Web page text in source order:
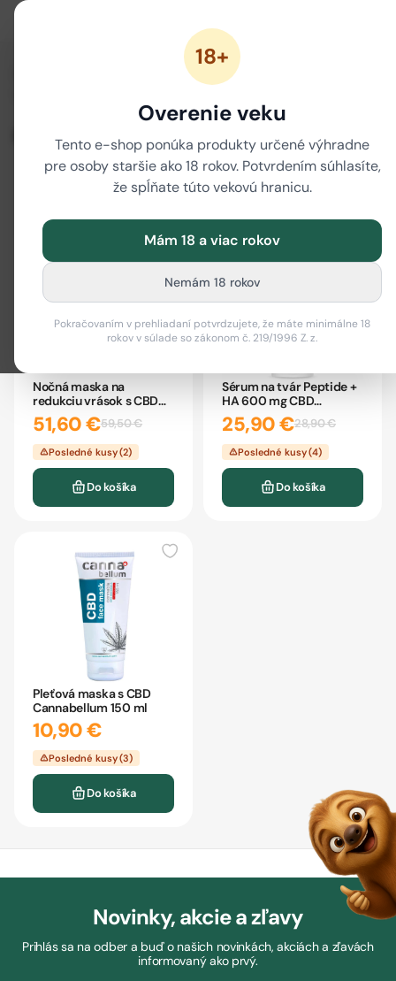
18+
Overenie veku
Tento e-shop ponúka produkty určené výhradne
pre osoby staršie ako 18 rokov. Potvrdením súhlasíte,
že spĺňate túto vekovú hranicu.
Mám 18 a viac rokov
Nemám 18 rokov
Pokračovaním v prehliadaní potvrdzujete, že máte minimálne 18
rokov v súlade so zákonom č. 219/1996 Z. z.
/ CBD pleťová kozmetika
CBD maska na tvár
-13 %
Nočná maska na
redukciu vrások s CBD
SHIR 50ml
51,60 €59,50 €
Posledné kusy (2)
Do košíka
-10 %
Sérum na tvár Peptide +
HA 600 mg CBD
WEEDNESS
25,90 €28,90 €
Posledné kusy (4)
Do košíka
Pleťová maska s CBD
Cannabellum 150 ml
10,90 €
Posledné kusy (3)
Do košíka
Novinky, akcie a zľavy
Prihlás sa na odber a buď o našich novinkách, akciách a zľavách
informovaný ako prvý.